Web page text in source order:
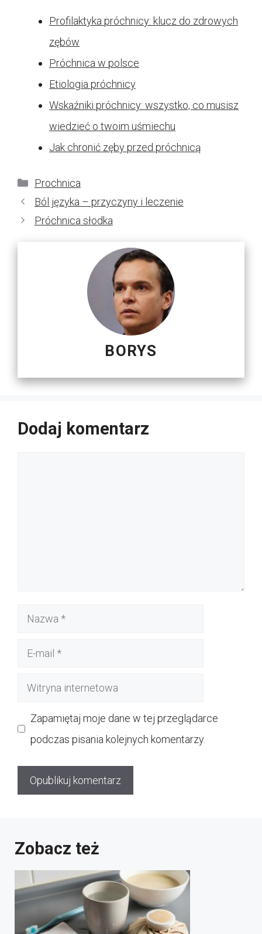
Profilaktyka próchnicy: klucz do zdrowych
zębów
Próchnica w polsce
Etiologia próchnicy
Wskaźniki próchnicy: wszystko, co musisz
wiedzieć o twoim uśmiechu
Jak chronić zęby przed próchnicą
Kategorie
Prochnica
Ból języka – przyczyny i leczenie
Próchnica słodka
BORYS
Dodaj komentarz
Nazwa
Witryna
Zapamiętaj moje dane w tej przeglądarce
podczas pisania kolejnych komentarzy.
Zobacz też